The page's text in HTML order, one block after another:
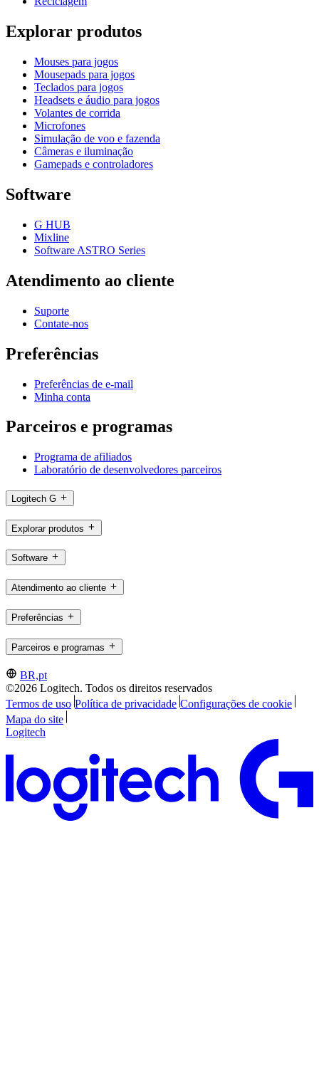
Explorar produtos
Mouses para jogos
Mousepads para jogos
Teclados para jogos
Headsets e áudio para jogos
Volantes de corrida
Microfones
Simulação de voo e fazenda
Câmeras e iluminação
Gamepads e controladores
Software
G HUB
Mixline
Software ASTRO Series
Atendimento ao cliente
Suporte
Contate-nos
Preferências
Preferências de e-mail
Minha conta
Parceiros e programas
Programa de afiliados
Laboratório de desenvolvedores parceiros
Logitech G
Explorar produtos
Software
Atendimento ao cliente
Preferências
Parceiros e programas
BR,pt
©2026 Logitech. Todos os direitos reservados
Termos de uso Política de privacidade Configurações de cookie
Mapa do site
Logitech